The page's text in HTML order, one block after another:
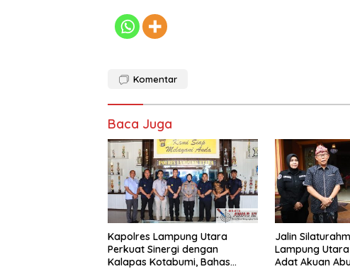
Komentar
Baca Juga
Kapolres Lampung Utara
Perkuat Sinergi dengan
Kalapas Kotabumi, Bahas
Jalin
Lampung
Adat Akuan